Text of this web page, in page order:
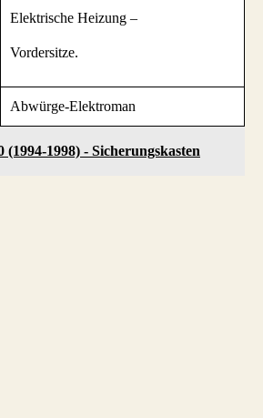
Elektrische Heizung –
Vordersitze.
Abwürge-Elektroman
(1994-1998) - Sicherungskasten